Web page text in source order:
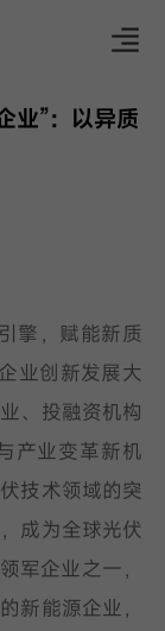
业”：以异质
擎，赋能新质
业创新发展大
、投融资机构
产业变革新机
技术领域的突
成为全球光伏
军企业之一，
新能源企业，